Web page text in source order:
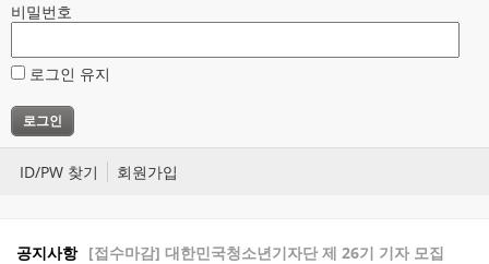
비밀번호
로그인 유지
ID/PW 찾기 회원가입
공지사항 [접수마감] 대한민국청소년기자단 제 26기 기자 모집